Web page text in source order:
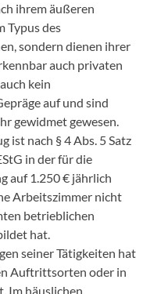
ihrem äußeren
Typus des
sondern dienen ihrer
auch privaten
kein
auf und sind
gewidmet gewesen.
ist nach § 4 Abs. 5 Satz
in der für die
auf 1.250 € jährlich
Arbeitszimmer nicht
betrieblichen
hat.
seiner Tätigkeiten hat
Auftrittsorten oder in
Im häuslichen